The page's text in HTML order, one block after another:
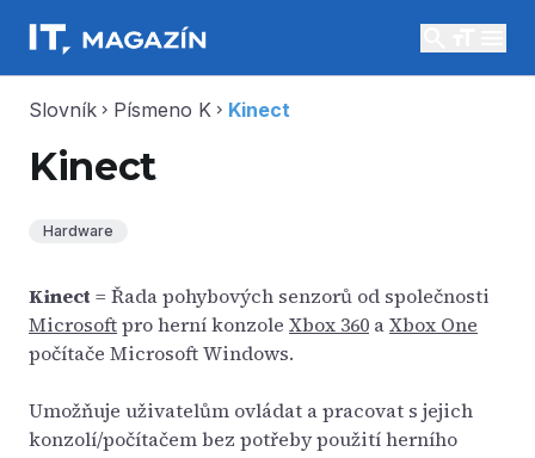
Slovník chevron_right Písmeno K chevron_right Kinect
Kinect
Hardware
Kinect = Řada pohybových senzorů od společnosti
Microsoftpro herní konzole Xbox 360 aXbox One
počítače Microsoft Windows.
Umožňuje uživatelům ovládat a pracovat s jejich
konzolí/počítačem bez potřeby použití herního